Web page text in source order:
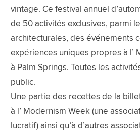
vintage. Ce festival annuel
de 50 activités exclusives, parmi
architecturales, des événements
expériences uniques propres à l’
à Palm Springs. Toutes les
public.
Une partie des recettes de la
à l’ Modernism Week (une
lucratif) ainsi qu’à d’autres